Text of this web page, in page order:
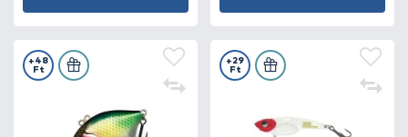
+48
Ft
+29
Ft